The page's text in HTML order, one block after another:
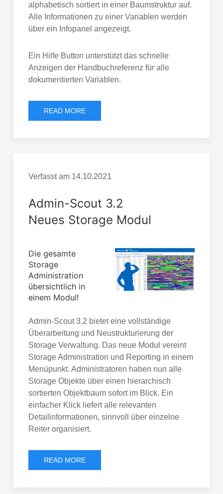
alphabetisch sortiert in einer Baumstruktur auf.
Alle Informationen zu einer Variablen werden
über ein Infopanel angezeigt.
Ein Hilfe Button unterstützt das schnelle
Anzeigen der Handbuchreferenz für alle
dokumentierten Variablen.
READ MORE
Verfasst am 14.10.2021
Admin-Scout 3.2
Neues Storage Modul
Die gesamte
Storage
Administration
übersichtlich in
einem Modul!
Admin-Scout 3.2 bietet eine vollständige
Überarbeitung und Neustrukturierung der
Storage Verwaltung. Das neue Modul vereint
Storage Administration und Reporting in einem
Menüpunkt. Administratoren haben nun alle
Storage Objekte über einen hierarchisch
sortierten Objektbaum sofort im Blick. Ein
einfacher Klick liefert alle relevanten
Detailinformationen, sinnvoll über einzelne
Reiter organisiert.
READ MORE